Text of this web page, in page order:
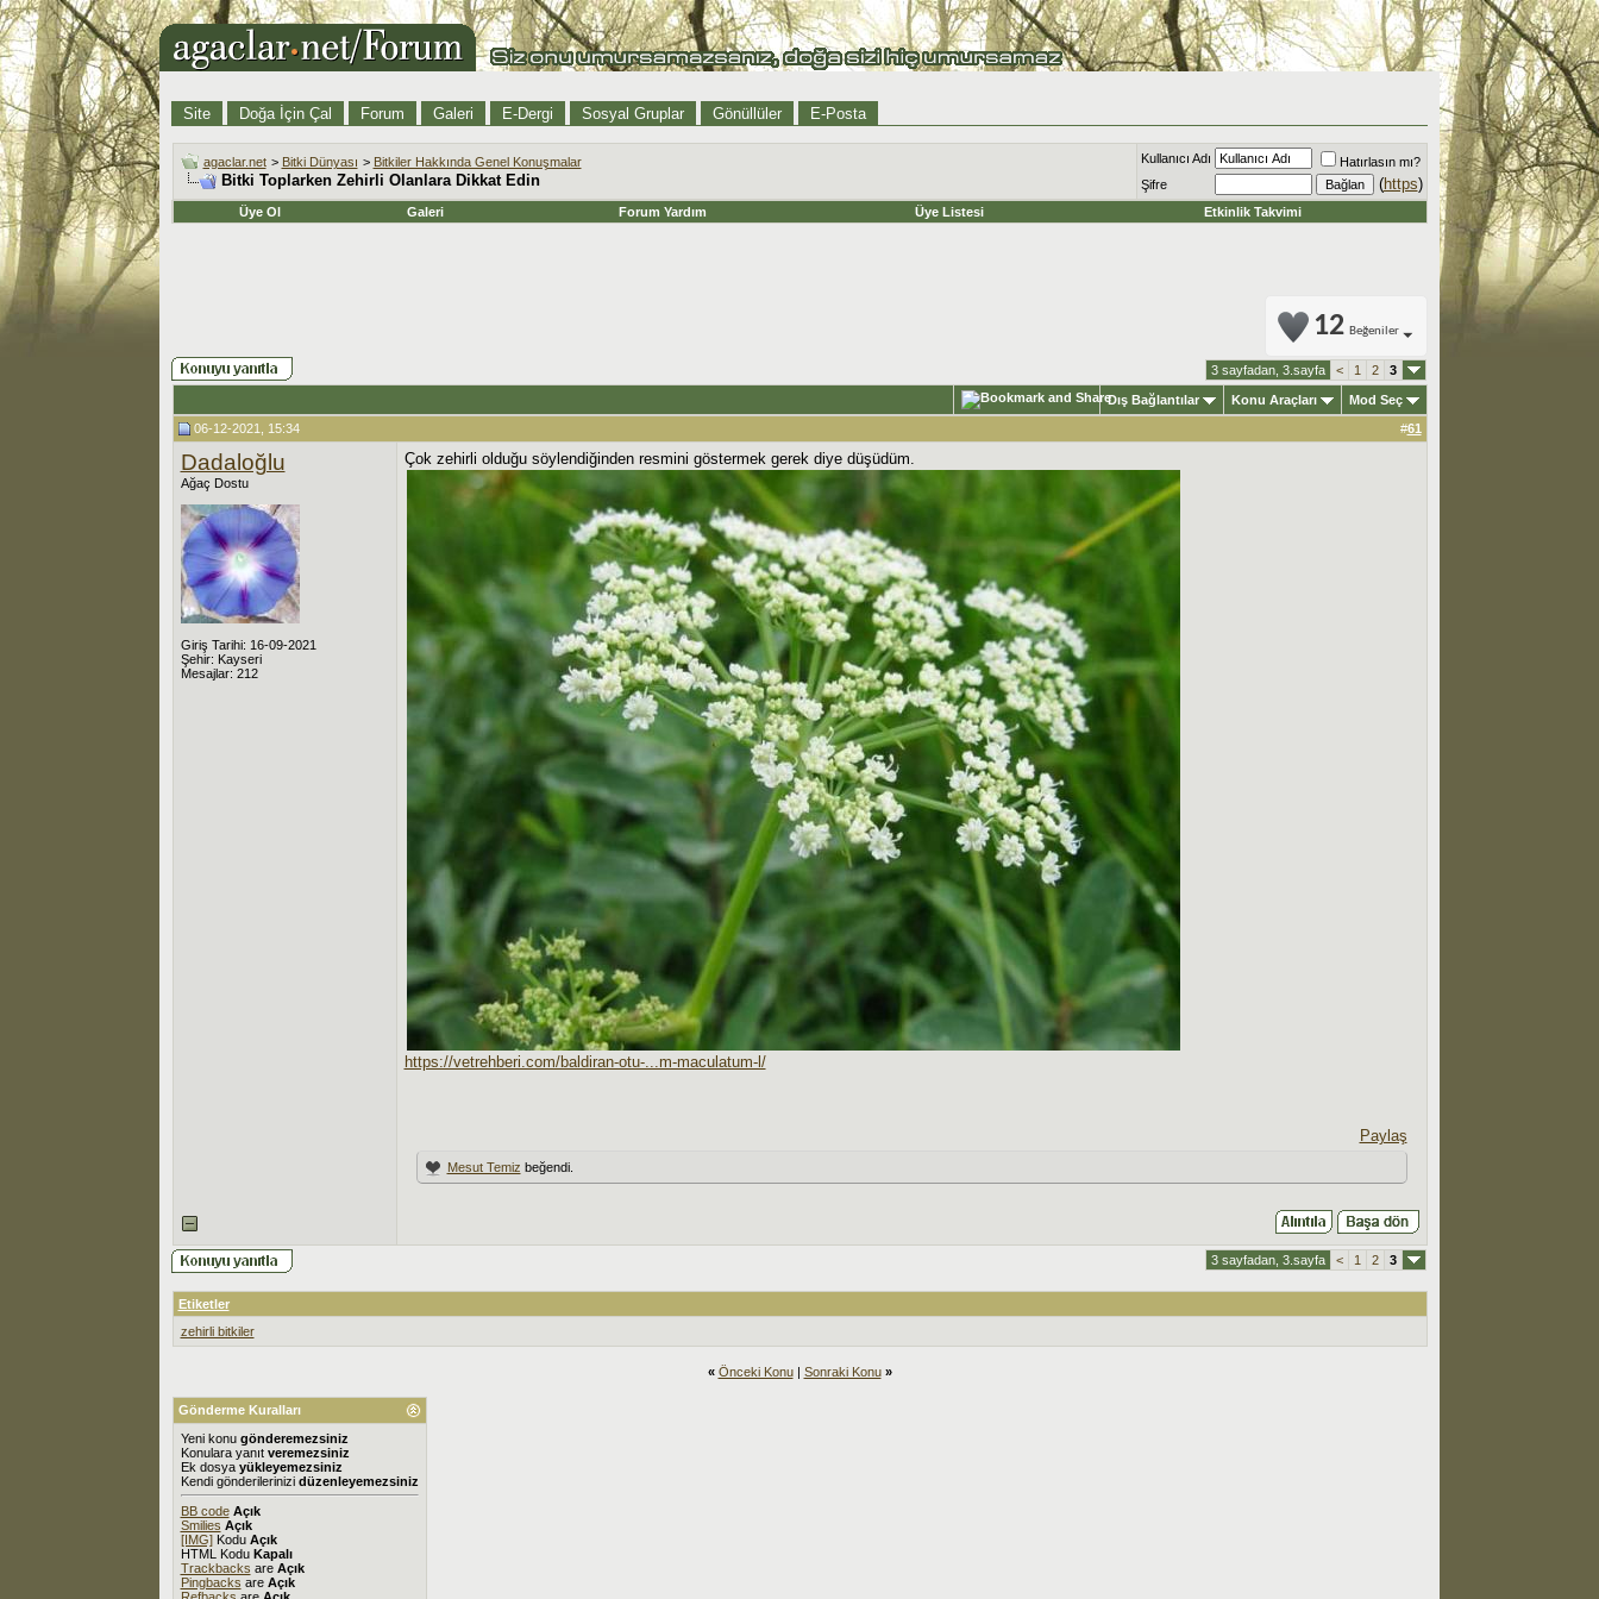
Site Doğa İçin Çal Forum Galeri E-Dergi Sosyal Gruplar Gönüllüler E-Posta
agaclar.net > Bitki Dünyası > Bitkiler Hakkında Genel Konuşmalar
Bitki Toplarken Zehirli Olanlara Dikkat Edin
Kullanıcı Adı
Hatırlasın mı?
Şifre
(https)
Üye Ol Galeri Forum Yardım Üye Listesi Etkinlik Takvimi
12 Beğeniler
3 sayfadan, 3.sayfa < 1 2 3
Dış Bağlantılar Konu Araçları
Mod Seç
06-12-2021, 15:34
#61
Dadaloğlu
Ağaç Dostu
Giriş Tarihi: 16-09-2021
Şehir: Kayseri
Mesajlar: 212
Çok zehirli olduğu söylendiğinden resmini göstermek gerek diye düşüdüm.
https://vetrehberi.com/baldiran-otu-...m-maculatum-l/
Paylaş
Mesut Temiz beğendi.
3 sayfadan, 3.sayfa < 1 2 3
Etiketler
zehirli bitkiler
« Önceki Konu| Sonraki Konu »
Gönderme Kuralları
Yeni konu gönderemezsiniz
Konulara yanıt veremezsiniz
Ek dosya yükleyemezsiniz
Kendi gönderilerinizi düzenleyemezsiniz
BB code Açık
Smilies Açık
[IMG]Kodu Açık
HTML Kodu Kapalı
Trackbacks are Açık
Pingbacks are Açık